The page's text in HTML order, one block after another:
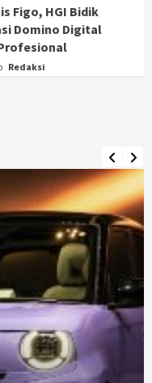
Figo, HGI Bidik
Domino Digital
Redaksi